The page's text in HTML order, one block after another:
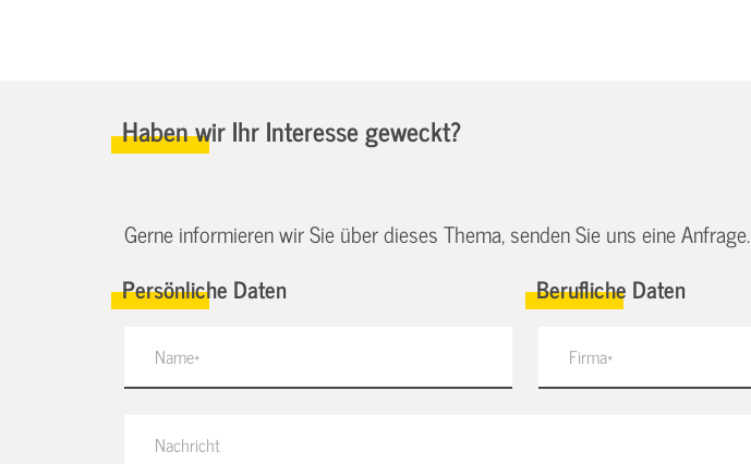
Haben wir Ihr Interesse geweckt?
Gerne informieren wir Sie über dieses Thema, senden Sie uns eine Anfrage.
Persönliche Daten Berufliche Daten